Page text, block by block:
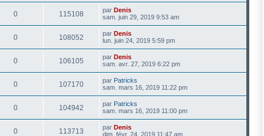
0 115108 par Denis
sam. juin 29, 2019 9:53 am
0 108052 par Denis
lun. juin 24, 2019 5:59 pm
0 106105 par Denis
sam. avr. 27, 2019 6:22 pm
0 107170 par Patricks
sam. mars 16, 2019 11:22 pm
0 104942 par Patricks
sam. mars 16, 2019 11:00 pm
0 113713 par Denis
dim. févr. 24, 2019 11:47 am